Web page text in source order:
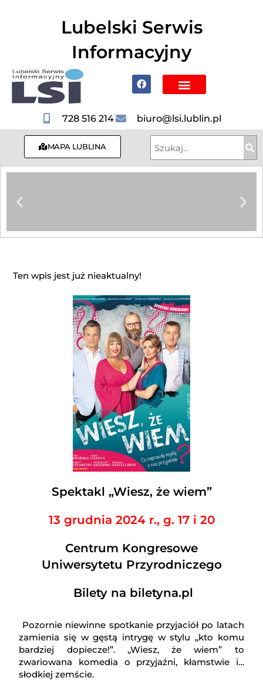
Lubelski Serwis
Informacyjny
728 516 214 biuro@lsi.lublin.pl
MAPA LUBLINA
Ten wpis jest już nieaktualny!
Spektakl „Wiesz, że wiem”
13 grudnia 2024 r., g. 17 i 20
Centrum Kongresowe
Uniwersytetu Przyrodniczego
Bilety na biletyna.pl
Pozornie niewinne spotkanie przyjaciół po latach
zamienia się w gęstą intrygę w stylu „kto komu
bardziej dopiecze!”. „Wiesz, że wiem” to
zwariowana komedia o przyjaźni, kłamstwie i…
słodkiej zemście.